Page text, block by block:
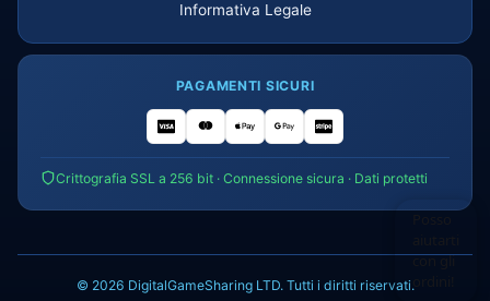
Informativa Legale
PAGAMENTI SICURI
Crittografia SSL a 256 bit · Connessione sicura · Dati protetti
© 2026 DigitalGameSharing LTD. Tutti i diritti riservati.